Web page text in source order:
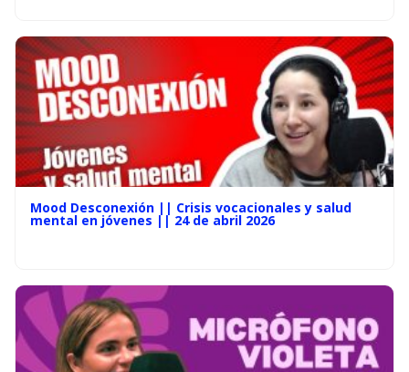
Mood Desconexión || Crisis vocacionales y salud
mental en jóvenes || 24 de abril 2026